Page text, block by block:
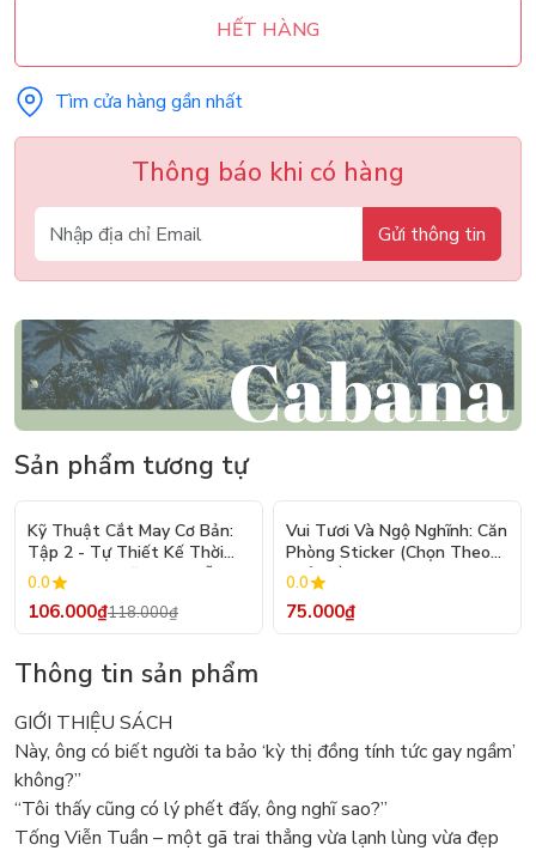
HẾT HÀNG
Tìm cửa hàng gần nhất
Thông báo khi có hàng
Gửi thông tin
Sản phẩm tương tự
- 10%
Kỹ Thuật Cắt May Cơ Bản:
Tập 2 - Tự Thiết Kế Thời
Trang Nam Nữ - Tạo Mẫu
Rập - Kỹ Thuật Nhảy Size
0.0
106.000₫118.000₫
Vui Tươi Và Ngộ Nghĩnh: Căn
Phòng Sticker (Chọn Theo
Chủ Đề) - Hơn 250 Sticker
0.0
75.000₫
Thông tin sản phẩm
GIỚI THIỆU SÁCH
Này, ông có biết người ta bảo ‘kỳ thị đồng tính tức gay ngầm’
không?”
“Tôi thấy cũng có lý phết đấy, ông nghĩ sao?”
Tống Viễn Tuần – một gã trai thẳng vừa lạnh lùng vừa đẹp